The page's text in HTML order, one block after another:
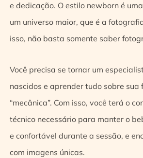
e dedicação. O estilo newborn é
um universo maior, que é a
isso, não basta somente saber
Você precisa se tornar um
nascidos e aprender tudo sobre sua
“mecânica”. Com isso, você terá o
técnico necessário para manter o
e confortável durante a sessão, e
com imagens únicas.